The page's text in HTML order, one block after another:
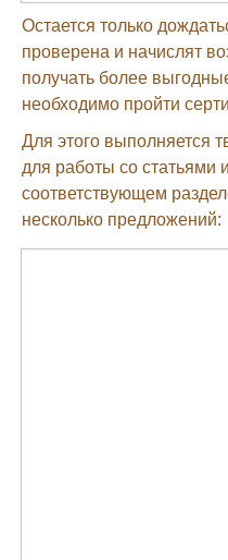
Остается только
проверена и начислят
получать более
необходимо пройти
Для этого выполняется
для работы со статьями
соответствующем
несколько предложений: